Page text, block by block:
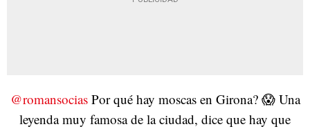
@romansociasPor qué hay moscas en Girona? 😱 Una
leyenda muy famosa de la ciudad, dice que hay que